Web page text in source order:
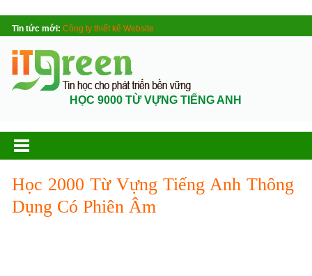
Tin tức mới: Công ty thiết kế Website
HỌC 9000 TỪ VỰNG TIẾNG ANH
Học 2000 Từ Vựng Tiếng Anh Thông
Dụng Có Phiên Âm